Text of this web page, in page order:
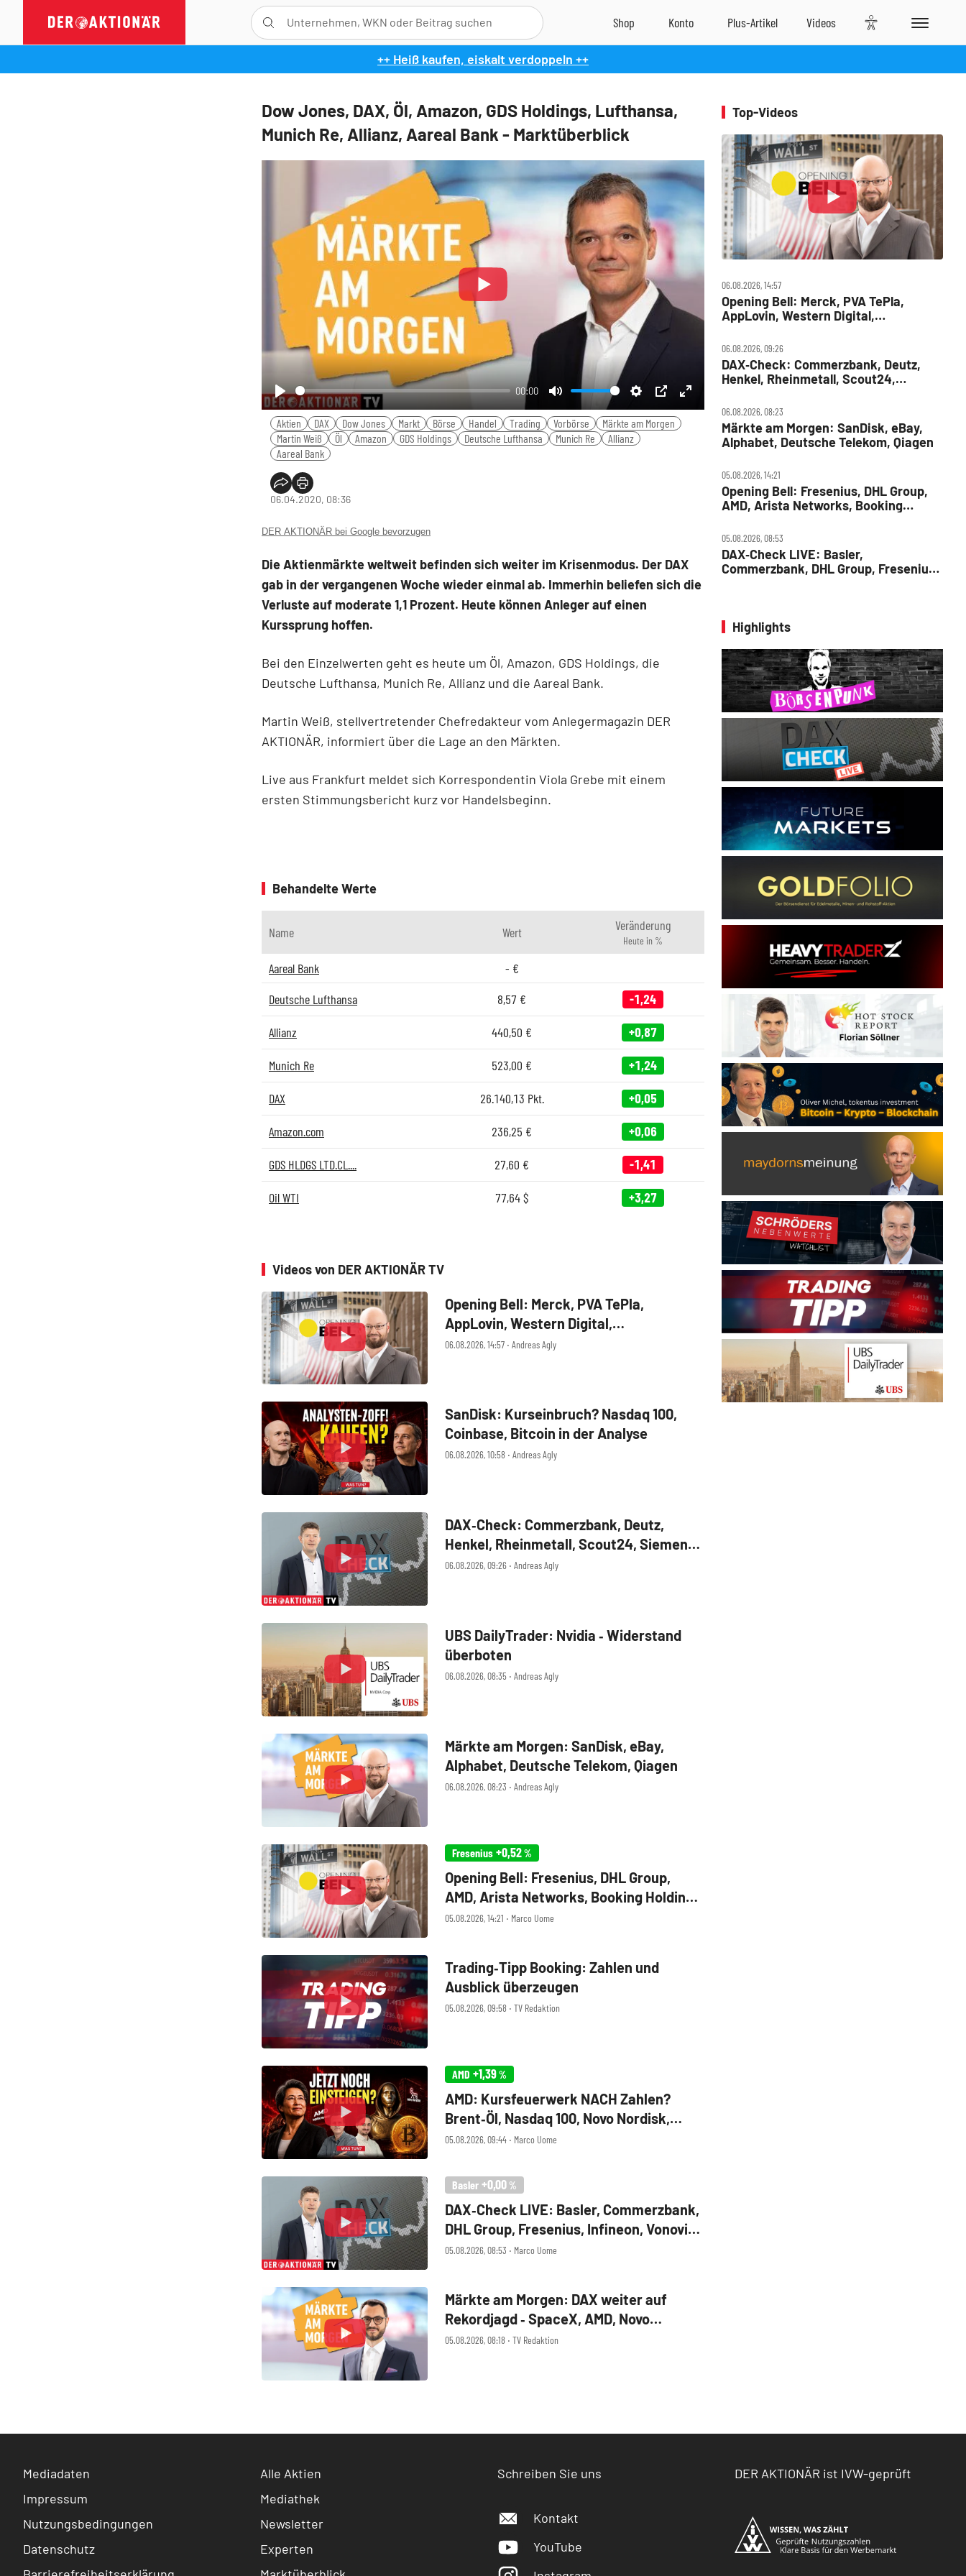
++ Heiß kaufen, eiskalt verdoppeln ++
Dow Jones, DAX, Öl, Amazon, GDS Holdings, Lufthansa,
Munich Re, Allianz, Aareal Bank - Marktüberblick
Play
00:00
Mute Settings
PIP Enter
fullscreen
Play
Aktien DAX Dow Jones Markt Börse Handel Trading Vorbörse
Märkte am Morgen
Martin Weiß
Öl Amazon GDS Holdings Deutsche Lufthansa Munich Re
Allianz
Aareal Bank
06.04.2020, 08:36
DER AKTIONÄR bei Google bevorzugen
Die Aktienmärkte weltweit befinden sich weiter im Krisenmodus. Der DAX
gab in der vergangenen Woche wieder einmal ab. Immerhin beliefen sich die
Verluste auf moderate 1,1 Prozent. Heute können Anleger auf einen
Kurssprung hoffen.
Bei den Einzelwerten geht es heute um Öl, Amazon, GDS Holdings, die
Deutsche Lufthansa, Munich Re, Allianz und die Aareal Bank.
Martin Weiß, stellvertretender Chefredakteur vom Anlegermagazin DER
AKTIONÄR, informiert über die Lage an den Märkten.
Live aus Frankfurt meldet sich Korrespondentin Viola Grebe mit einem
ersten Stimmungsbericht kurz vor Handelsbeginn.
Behandelte Werte
Name Wert Veränderung
Heute in %
Aareal Bank - €
Deutsche Lufthansa
8,57 € -1,24
Allianz 440,50 € +0,87
Munich Re 523,00 € +1,24
DAX 26.140,13 Pkt. +0,05
Amazon.com 236,25 € +0,06
GDS HLDGS LTD.CL.... 27,60 € -1,41
Oil WTI 77,64$ +3,27
Videos von DER AKTIONÄR TV
06.08.2026, 14:57 ‧ Andreas Agly
Opening Bell: Merck, PVA TePla,
AppLovin, Western Digital,
MercadoLibre, Albemarle
06.08.2026, 10:58 ‧ Andreas Agly
SanDisk: Kurseinbruch? Nasdaq 100,
Coinbase, Bitcoin in der Analyse
06.08.2026, 09:26 ‧ Andreas Agly
DAX‑Check: Commerzbank, Deutz,
Henkel, Rheinmetall, Scout24, Siemens,
SUSS MicroTec, United Internet
06.08.2026, 08:35 ‧ Andreas Agly
UBS DailyTrader: Nvidia ‑ Widerstand
überboten
06.08.2026, 08:23 ‧ Andreas Agly
Märkte am Morgen: SanDisk, eBay,
Alphabet, Deutsche Telekom, Qiagen
Fresenius +0,52%
05.08.2026, 14:21 ‧ Marco Uome
Opening Bell: Fresenius, DHL Group,
AMD, Arista Networks, Booking Holdings,
Walt Disney, Eli Lilly, Uber
05.08.2026, 09:58 ‧ TV Redaktion
Trading‑Tipp Booking: Zahlen und
Ausblick überzeugen
AMD +1,39%
05.08.2026, 09:44 ‧ Marco Uome
AMD: Kursfeuerwerk NACH Zahlen?
Brent‑Öl, Nasdaq 100, Novo Nordisk,
Bitcoin
Basler +0,00 %
05.08.2026, 08:53 ‧ Marco Uome
DAX‑Check LIVE: Basler, Commerzbank,
DHL Group, Fresenius, Infineon, Vonovia
im Fokus
05.08.2026, 08:18 ‧ TV Redaktion
Märkte am Morgen: DAX weiter auf
Rekordjagd ‑ SpaceX, AMD, Novo
Nordisk, Siemens Energy, Fresenius
Top-Videos
06.08.2026, 14:57
Opening Bell: Merck, PVA TePla,
AppLovin, Western Digital,
06.08.2026, 09:26
DAX‑Check: Commerzbank, Deutz,
Henkel, Rheinmetall, Scout24,
Internet
06.08.2026, 08:23
Märkte am Morgen: SanDisk, eBay,
Alphabet, Deutsche Telekom, Qiagen
05.08.2026, 14:21
Opening Bell: Fresenius, DHL Group,
AMD, Arista Networks, Booking
05.08.2026, 08:53
DAX‑Check LIVE: Basler,
Commerzbank, DHL Group, Fresenius,
Highlights
Mediadaten
Impressum
Nutzungsbedingungen
Datenschutz
Alle Aktien
Mediathek
Newsletter
Experten
Schreiben Sie uns
Kontakt
YouTube
DER AKTIONÄR ist IVW-geprüft